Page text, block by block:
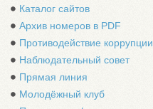
Каталог сайтов
Архив номеров в PDF
Противодействие коррупции
Наблюдательный совет
Прямая линия
Молодёжный клуб